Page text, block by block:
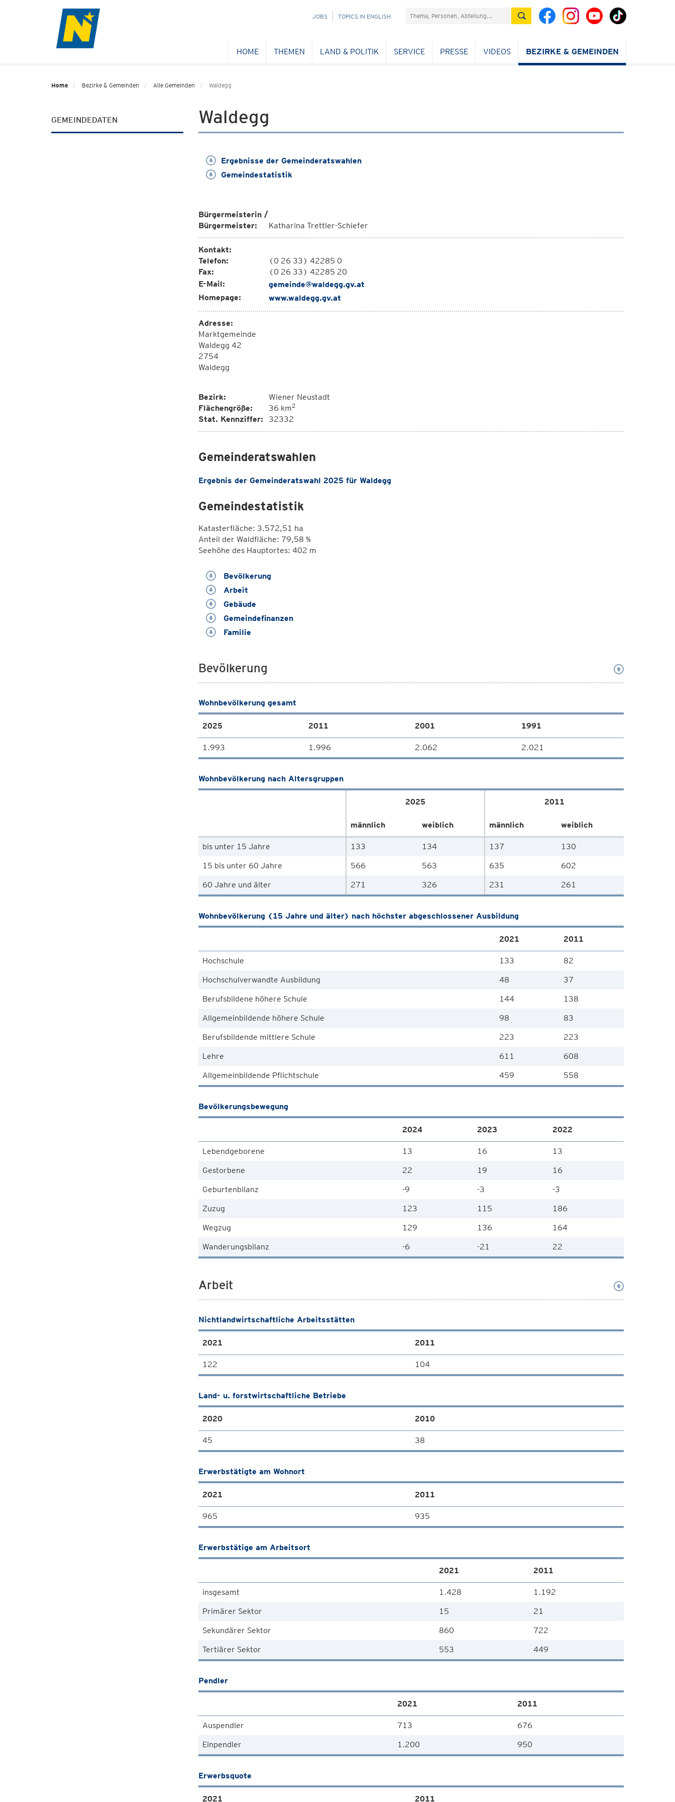
NAVIGATION
JOBS TOPICS IN ENGLISH Suchefeld
HOME THEMEN LAND & POLITIK SERVICE PRESSE VIDEOS BEZIRKE & GEMEINDEN
Home Bezirke & Gemeinden Alle Gemeinden Waldegg
GEMEINDEDATEN Waldegg
Ergebnisse der Gemeinderatswahlen
Gemeindestatistik
Bürgermeisterin /
Bürgermeister:
Katharina Trettler-Schiefer
Kontakt:
Telefon:
(0 26 33) 42285 0
Fax:
(0 26 33) 42285 20
E-Mail:
gemeinde@waldegg.gv.at
Homepage:
www.waldegg.gv.at
Adresse:
Marktgemeinde
Waldegg 42
2754
Waldegg
Bezirk:
Wiener Neustadt
Flächengröße:
36 km2
Stat. Kennziffer: 32332
Gemeinderatswahlen
Ergebnis der Gemeinderatswahl 2025 für Waldegg
Gemeindestatistik
Katasterfläche: 3.572,51 ha
Anteil der Waldfläche: 79,58 %
Seehöhe des Hauptortes: 402 m
Bevölkerung
Arbeit
Gebäude
Gemeindefinanzen
Familie
Bevölkerung
Wohnbevölkerung gesamt
2025 2011 2001 1991
1.993 1.996 2.062 2.021
Wohnbevölkerung nach Altersgruppen
2025 2011
männlich weiblich männlich weiblich
bis unter 15 Jahre 133 134 137
130
15 bis unter 60 Jahre
566 563 635
602
60 Jahre und älter
271 326 231 261
Wohnbevölkerung (15 Jahre und älter) nach höchster abgeschlossener Ausbildung
2021 2011
Hochschule 133
82
Hochschulverwandte Ausbildung
48
37
Berufsbildene höhere Schule
144
138
Allgemeinbildende höhere Schule
98
83
Berufsbildende mittlere Schule
223
223
Lehre
611
608
Allgemeinbildende Pflichtschule
459 558
Bevölkerungsbewegung
2024 2023 2022
Lebendgeborene 13 16
13
Gestorbene
22 19
16
Geburtenbilanz
-9 -3
-3
Zuzug
123 115
186
Wegzug
129 136
164
Wanderungsbilanz
-6 -21 22
Arbeit
Nichtlandwirtschaftliche Arbeitsstätten
2021 2011
122 104
Land- u. forstwirtschaftliche Betriebe
2020 2010
45 38
Erwerbstätigte am Wohnort
2021 2011
965 935
Erwerbstätige am Arbeitsort
2021 2011
insgesamt 1.428
1.192
Primärer Sektor
15
21
Sekundärer Sektor
860
722
Tertiärer Sektor
553 449
Pendler
2021 2011
Auspendler 713
676
Einpendler
1.200 950
Erwerbsquote
2021 2011